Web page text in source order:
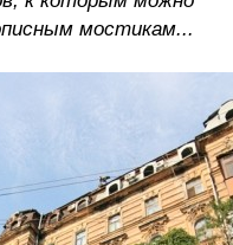
мостикам...